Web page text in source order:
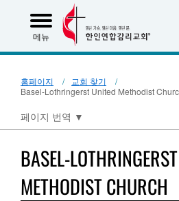
메뉴
홈페이지
교회 찾기
Basel-Lothringerst United Methodist
페이지 번역 ▼
BASEL-
METHODIST CHURCH